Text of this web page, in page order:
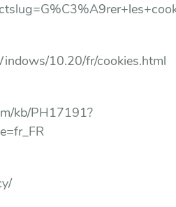
10.20/fr/cookies.html
kb/PH17191?